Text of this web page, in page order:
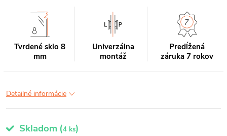
Tvrdené sklo 8
mm
Univerzálna
montáž
Predĺžená
záruka 7 rokov
Detailné informácie
Skladom (4 ks)